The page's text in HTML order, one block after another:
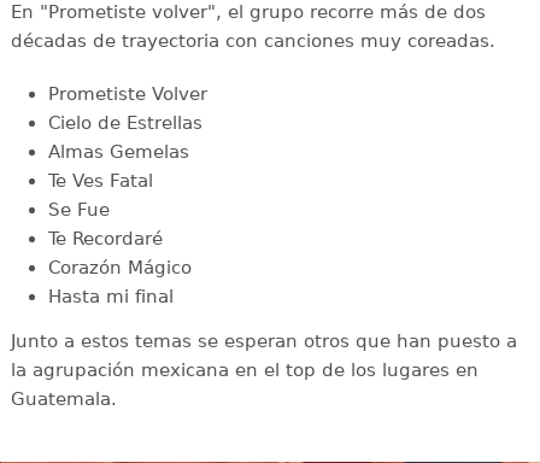
En "Prometiste volver", el grupo recorre más de dos
décadas de trayectoria con canciones muy coreadas.
Prometiste Volver
Cielo de Estrellas
Almas Gemelas
Te Ves Fatal
Se Fue
Te Recordaré
Corazón Mágico
Hasta mi final
Junto a estos temas se esperan otros que han puesto a
la agrupación mexicana en el top de los lugares en
Guatemala.